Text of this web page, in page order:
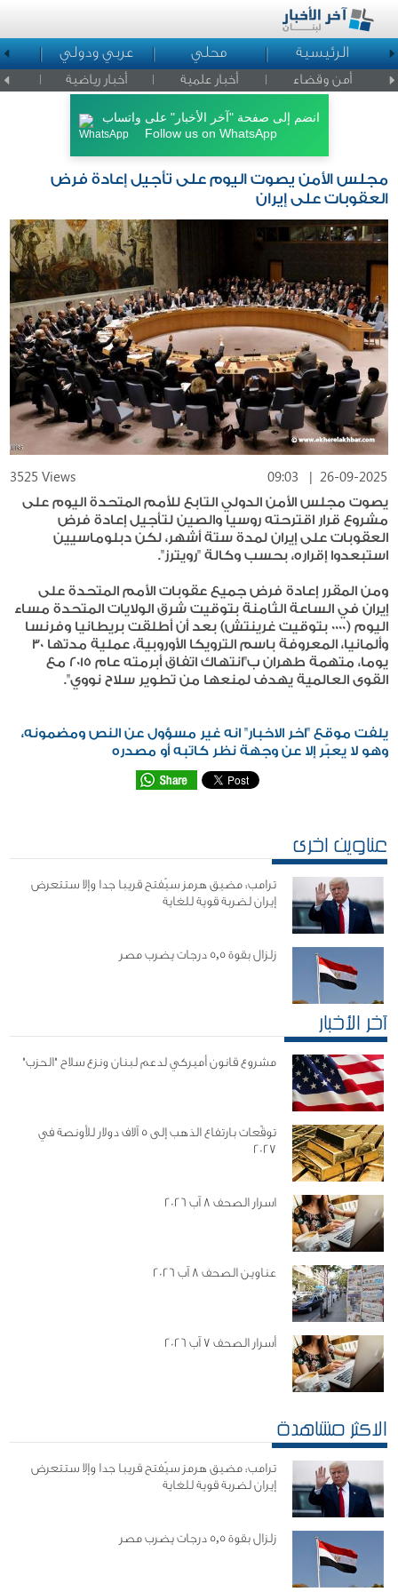
الرئيسية محلي عربي ودولي
أمن وقضاء أخبار علمية أخبار رياضية اخبار
انضم إلى صفحة "آخر الأخبار" على واتساب
Follow us on WhatsApp
مجلس الأمن يصوت اليوم على تأجيل إعادة فرض
العقوبات على إيران
3525 Views 09:03 | 26-09-2025
يصوت مجلس الأمن الدولي التابع للأمم المتحدة اليوم على
مشروع قرار اقترحته روسيا والصين لتأجيل إعادة فرض
العقوبات على إيران لمدة ستة أشهر، لكن دبلوماسيين
استبعدوا إقراره، بحسب وكالة "رويترز".
ومن المقرر إعادة فرض جميع عقوبات الأمم المتحدة على
إيران في الساعة الثامنة بتوقيت شرق الولايات المتحدة مساء
اليوم (0000 بتوقيت غرينتش) بعد أن أطلقت بريطانيا وفرنسا
وألمانيا، المعروفة باسم الترويكا الأوروبية، عملية مدتها 30
يوما، متهمة طهران ب"انتهاك اتفاق أبرمته عام 2015 مع
القوى العالمية يهدف لمنعها من تطوير سلاح نووي".
يلفت موقع "اخر الاخبار" انه غير مسؤول عن النص ومضمونه،
وهو لا يعبّر إلا عن وجهة نظر كاتبه أو مصدره
عناوين اخرى
ترامب: مضيق هرمز سيُفتح قريبا جدا وإلا ستتعرض
إيران لضربة قوية للغاية
زلزال بقوة 5,5 درجات يضرب مصر
آخر الأخبار
مشروع قانون أميركي لدعم لبنان ونزع سلاح "الحزب"
توقّعات بارتفاع الذهب إلى 5 آلاف دولار للأونصة في
2027
اسرار الصحف 8 آب 2026
عناوين الصحف 8 آب 2026
أسرار الصحف 7 آب 2026
الاكثر مشاهدة
ترامب: مضيق هرمز سيُفتح قريبا جدا وإلا ستتعرض
إيران لضربة قوية للغاية
زلزال بقوة 5,5 درجات يضرب مصر